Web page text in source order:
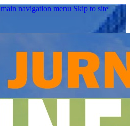
navigation menu Skip to site